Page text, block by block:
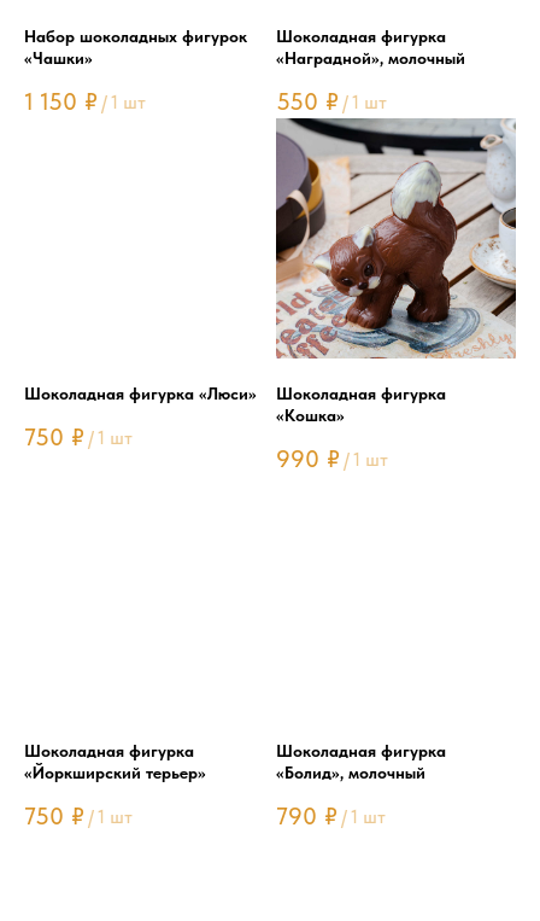
Набор шоколадных фигурок
«Чашки»
1 150 ₽ /1 шт
Шоколадная фигурка
«Наградной», молочный
550 ₽ /1 шт
Шоколадная фигурка «Люси»
750 ₽ /1 шт
Шоколадная фигурка
«Кошка»
990 ₽ /1 шт
Шоколадная фигурка
«Йоркширский терьер»
750 ₽ /1 шт
Шоколадная фигурка
«Болид», молочный
790 ₽ /1 шт